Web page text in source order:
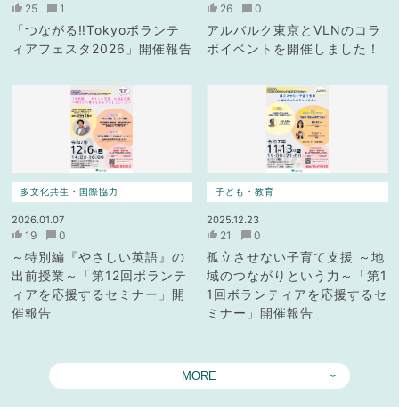
25 1
「つながる‼Tokyoボランテ
ィアフェスタ2026」開催報告
26 0
アルバルク東京とVLNのコラ
ボイベントを開催しました！
多文化共生・国際協力
2026.01.07
19 0
～特別編『やさしい英語』の
出前授業～「第12回ボランテ
ィアを応援するセミナー」開
催報告
子ども・教育
2025.12.23
21 0
孤立させない子育て支援 ～地
域のつながりという力～「第1
1回ボランティアを応援するセ
ミナー」開催報告
MORE